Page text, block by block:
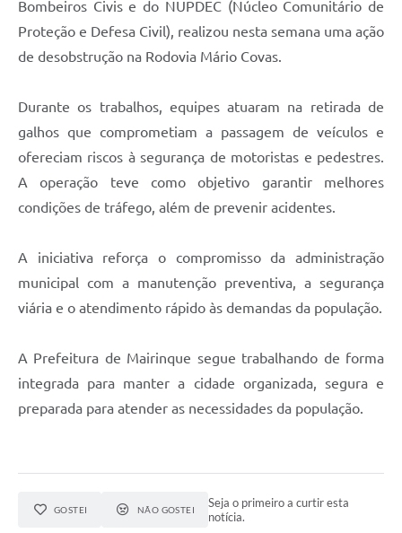
Bombeiros Civis e do NUPDEC (Núcleo Comunitário de
Proteção e Defesa Civil), realizou nesta semana uma ação
de desobstrução na Rodovia Mário Covas.
Durante os trabalhos, equipes atuaram na retirada de
galhos que comprometiam a passagem de veículos e
ofereciam riscos à segurança de motoristas e pedestres.
A operação teve como objetivo garantir melhores
condições de tráfego, além de prevenir acidentes.
A iniciativa reforça o compromisso da administração
municipal com a manutenção preventiva, a segurança
viária e o atendimento rápido às demandas da população.
A Prefeitura de Mairinque segue trabalhando de forma
integrada para manter a cidade organizada, segura e
preparada para atender as necessidades da população.
GOSTEI NÃO GOSTEI
Seja o primeiro a curtir esta
notícia.